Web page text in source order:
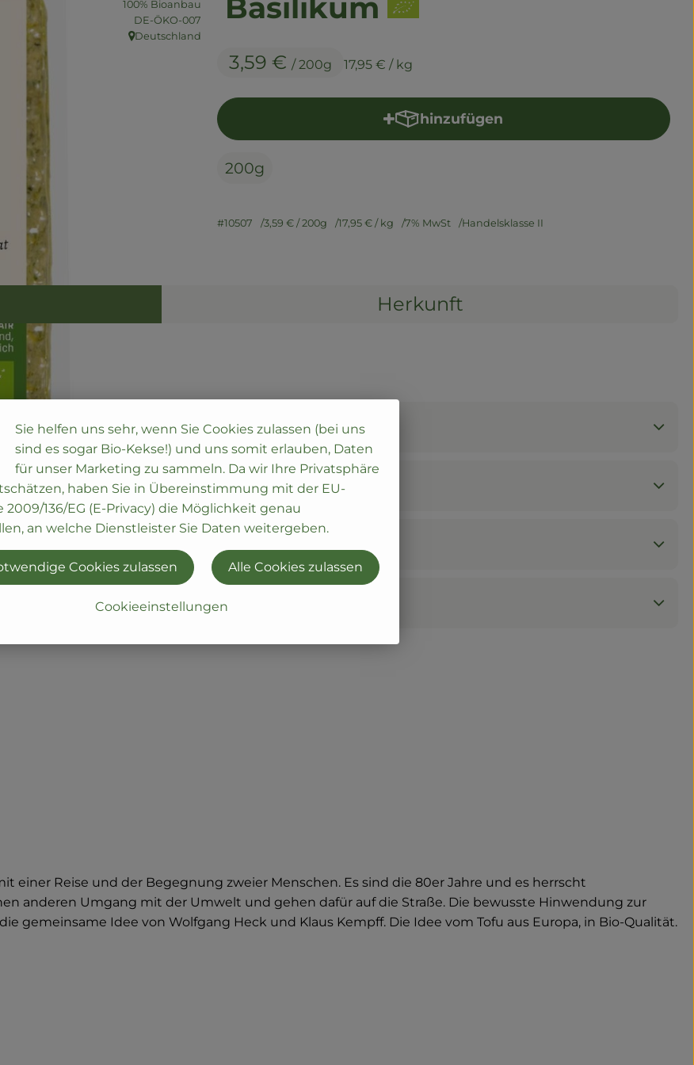
Basilikum
3,59 € / 200g 17,95 € / kg
100% Bioanbau
, Kontrollstelle:
DE-ÖKO-007
, Herkunft:
Deutschland
hinzufügen
Produkt zum Warenkorb hinzufügen
200g
#10507 3,59 € / 200g 17,95 € / kg 7% MwSt Handelsklasse II
Herkunft
einer Reise und der Begegnung zweier Menschen. Es sind die 80er Jahre und es herrscht
anderen Umgang mit der Umwelt und gehen dafür auf die Straße. Die bewusste Hinwendung zur
gemeinsame Idee von Wolfgang Heck und Klaus Kempff. Die Idee vom Tofu aus Europa, in Bio-Qualität.
Sie helfen uns sehr, wenn Sie Cookies zulassen (bei uns
sind es sogar Bio-Kekse!) und uns somit erlauben, Daten
für unser Marketing zu sammeln. Da wir Ihre Privatsphäre
haben Sie in Übereinstimmung mit der EU-
2009/136/EG (E-Privacy) die Möglichkeit genau
an welche Dienstleister Sie Daten weitergeben.
Cookieeinstellungen
Cookies zulassen Alle Cookies zulassen